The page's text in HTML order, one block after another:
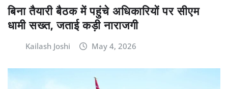
बिना तैयारी बैठक में पहुंचे अधिकारियों पर सीएम
धामी सख्त, जताई कड़ी नाराजगी
Kailash Joshi May 4, 2026